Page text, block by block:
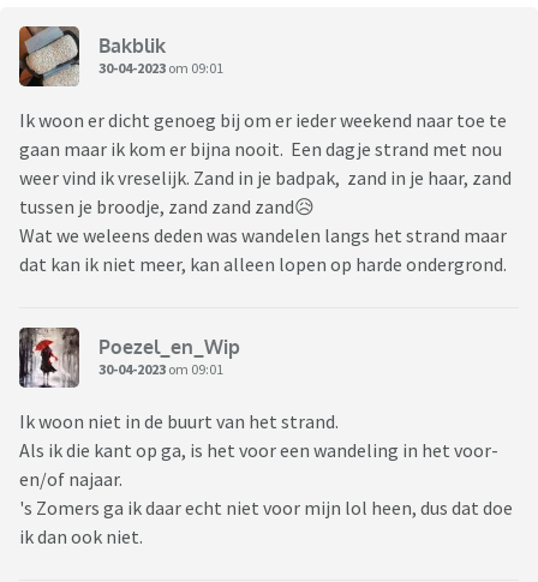
Bakblik
30-04-2023 om 09:01
Ik woon er dicht genoeg bij om er ieder weekend naar toe te
gaan maar ik kom er bijna nooit. Een dagje strand met nou
weer vind ik vreselijk. Zand in je badpak, zand in je haar, zand
tussen je broodje, zand zand zand😥
Wat we weleens deden was wandelen langs het strand maar
dat kan ik niet meer, kan alleen lopen op harde ondergrond.
Poezel_en_Wip
30-04-2023 om 09:01
Ik woon niet in de buurt van het strand.
Als ik die kant op ga, is het voor een wandeling in het voor-
en/of najaar.
's Zomers ga ik daar echt niet voor mijn lol heen, dus dat doe
ik dan ook niet.